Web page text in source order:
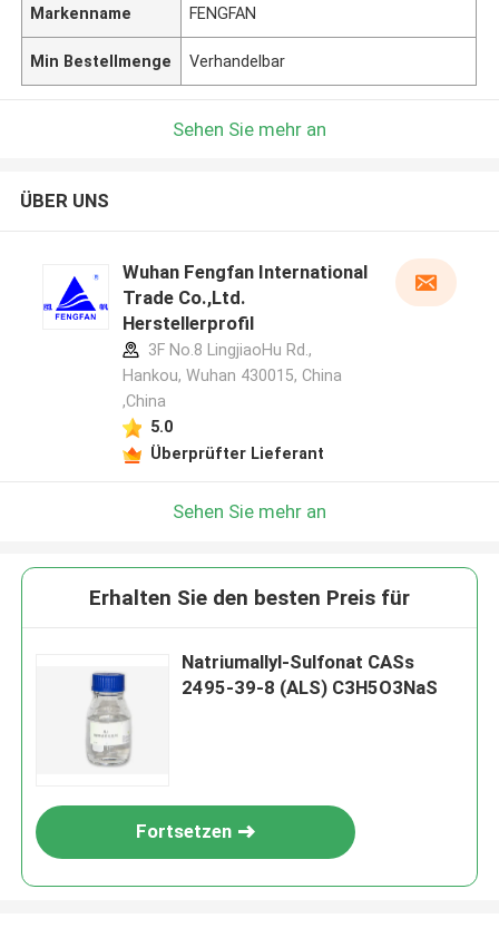
Markenname FENGFAN
Min Bestellmenge Verhandelbar
Sehen Sie mehr an
ÜBER UNS
Wuhan Fengfan International
Trade Co.,Ltd.
Herstellerprofil
3F No.8 LingjiaoHu Rd.,
Hankou, Wuhan 430015, China
,China
5.0
Überprüfter Lieferant
Sehen Sie mehr an
Erhalten Sie den besten Preis für
Natriumallyl-Sulfonat CASs
2495-39-8 (ALS) C3H5O3NaS
Fortsetzen